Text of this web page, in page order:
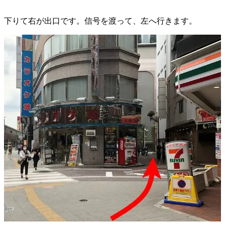
下りて右が出口です。信号を渡って、左へ行きます。